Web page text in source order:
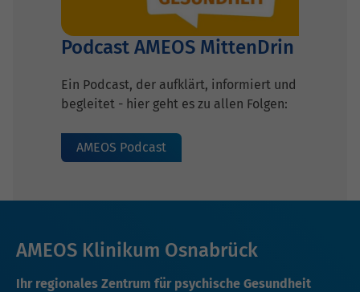
Podcast AMEOS MittenDrin
Ein Podcast, der aufklärt, informiert und
begleitet - hier geht es zu allen Folgen:
AMEOS Podcast
AMEOS Klinikum Osnabrück
Ihr regionales Zentrum für psychische Gesundheit